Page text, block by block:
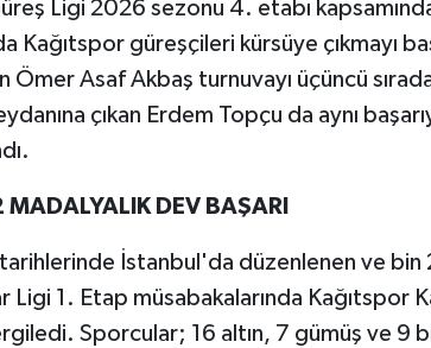
Ligi 2026 sezonu 4. etabı
Kağıtspor güreşçileri kürsüye çıkmayı
Ömer Asaf Akbaş turnuvayı üçüncü
çıkan Erdem Topçu da aynı
MADALYALIK DEV BAŞARI
İstanbul'da düzenlenen ve bin
Ligi 1. Etap müsabakalarında Kağıtspor
Sporcular; 16 altın, 7 gümüş ve 9